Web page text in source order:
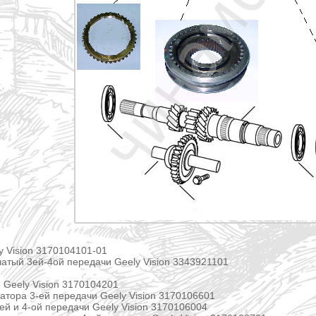
Vision 3170104101-01
3ей-4ой передачи Geely Vision 3343921101
Geely Vision 3170104201
3-ей передачи Geely Vision 3170106601
и 4-ой передачи Geely Vision 3170106004